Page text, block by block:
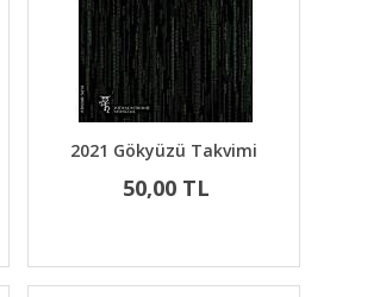
2021 Gökyüzü Takvimi
50,00 TL